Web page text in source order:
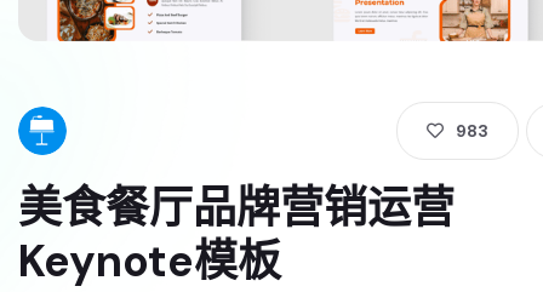
983
美食餐厅品牌营销运营
Keynote模板